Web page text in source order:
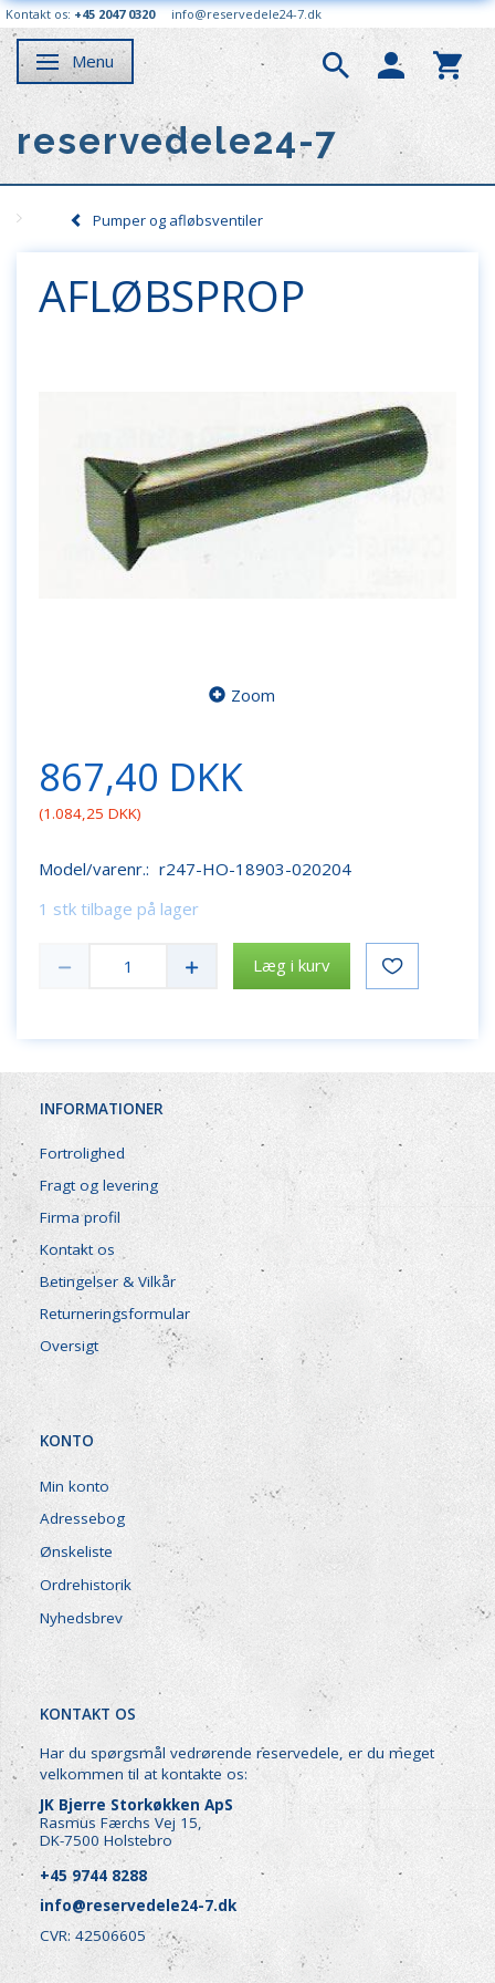
Kontakt os: +45 2047 0320 info@reservedele24-7.dk
Skifte navigation
Menu
reservedele24-7
Pumper og afløbsventiler
AFLØBSPROP
Zoom
867,40 DKK
(1.084,25 DKK)
Model/varenr.: r247-HO-18903-020204
1 stk tilbage på lager
Læg i kurv
INFORMATIONER
Fortrolighed
Fragt og levering
Firma profil
Kontakt os
Betingelser & Vilkår
Returneringsformular
Oversigt
KONTO
Min konto
Adressebog
Ønskeliste
Ordrehistorik
Nyhedsbrev
KONTAKT OS
Har du spørgsmål vedrørende reservedele, er du meget
velkommen til at kontakte os:
JK Bjerre Storkøkken ApS
Rasmus Færchs Vej 15,
DK-7500 Holstebro
+45 9744 8288
info@reservedele24-7.dk
CVR: 42506605